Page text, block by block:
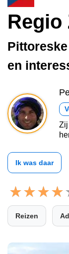
Regio
en
Zij
Ik was daar
Reizen